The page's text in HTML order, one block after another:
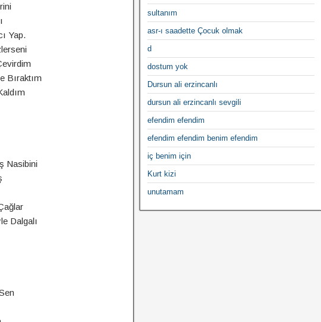
Yap.
Bıraktım
Nasibini
Dalgalı
sultanım
asr-ı saadette Çocuk olmak
d
dostum yok
Dursun ali erzincanlı
dursun ali erzincanlı sevgili
efendim efendim
efendim efendim benim efendim
iç benim için
Kurt kizi
unutamam